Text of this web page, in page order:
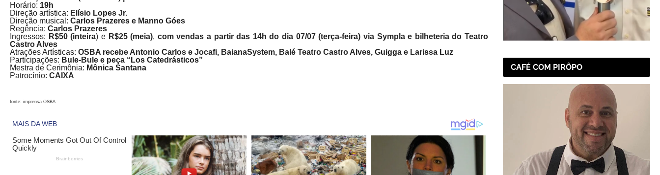
Horário: 19h
Direção artística: Elísio Lopes Jr.
Direção musical: Carlos Prazeres e Manno Góes
Regência: Carlos Prazeres
Ingressos: R$50 (inteira) e R$25 (meia), com vendas a partir das 14h do dia 07/07 (terça-feira) via Sympla e bilheteria do Teatro
Castro Alves
Atrações Artísticas: OSBA recebe Antonio Carlos e Jocafi, BaianaSystem, Balé Teatro Castro Alves, Guigga e Larissa Luz
Participações: Bule-Bule e peça “Los Catedrásticos”
Mestra de Cerimônia: Mônica Santana
Patrocínio: CAIXA
fonte: imprensa OSBA
CAFÉ COM PIRÔPO